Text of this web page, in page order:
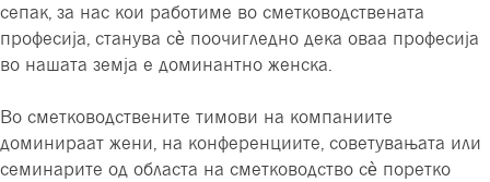
сепак, за нас кои работиме во сметководствената
професија, станува сè поочигледно дека оваа професија
во нашата земја е доминантно женска.
Во сметководствените тимови на компаниите
доминираат жени, на конференциите, советувањата или
семинарите од областа на сметководство сè поретко